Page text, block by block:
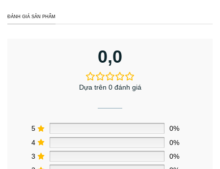
ĐÁNH GIÁ SẢN PHẨM
0,0
Dựa trên 0 đánh giá
5
0%
4
0%
3
0%